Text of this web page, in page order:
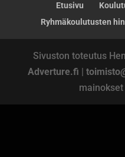
Etusivu
Ryhmäkoulutusten
Sivuston toteutus
Adverture.fi |